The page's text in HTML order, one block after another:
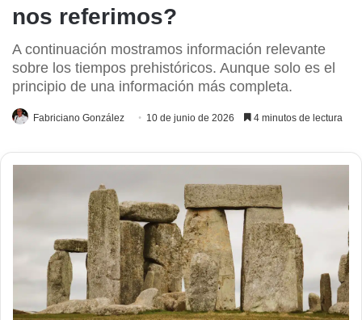
nos referimos?
A continuación mostramos información relevante
sobre los tiempos prehistóricos. Aunque solo es el
principio de una información más completa.
Fabriciano González 10 de junio de 2026 4 minutos de lectura